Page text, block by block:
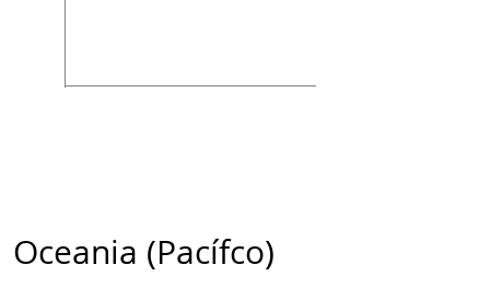
Oceania (Pacífco)